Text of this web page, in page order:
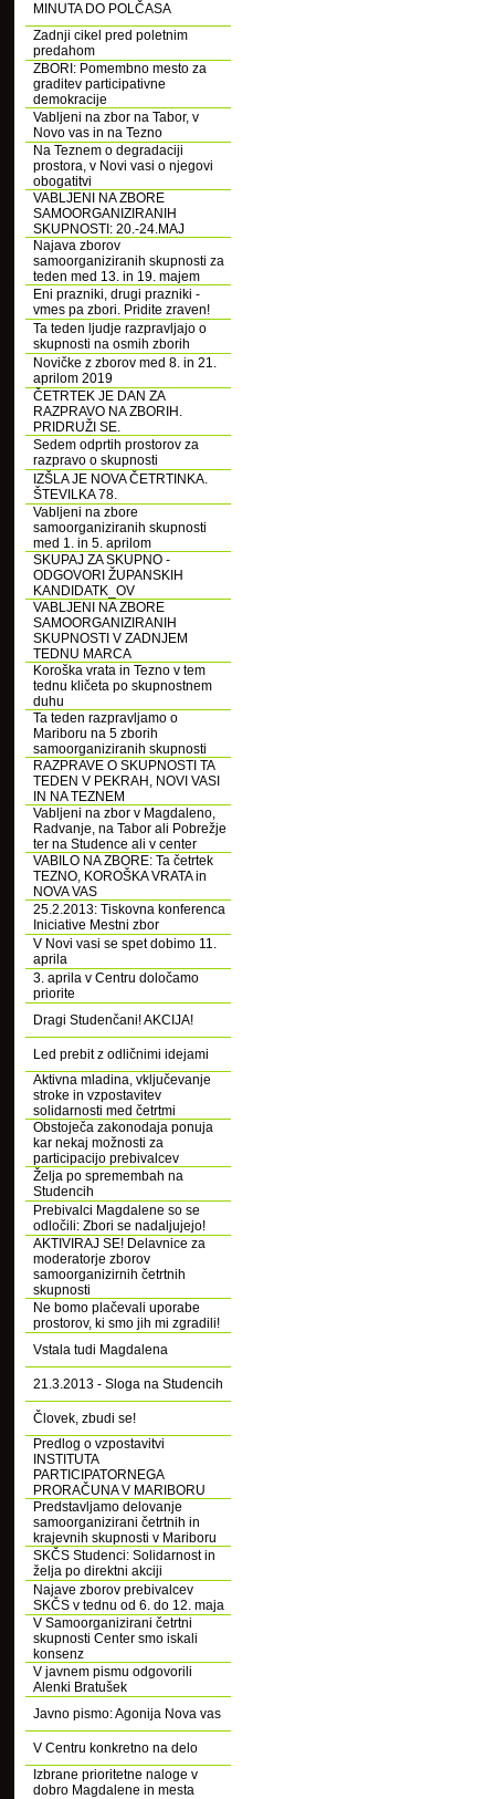
MINUTA DO POLČASA
Zadnji cikel pred poletnim
predahom
ZBORI: Pomembno mesto za
graditev participativne
demokracije
Vabljeni na zbor na Tabor, v
Novo vas in na Tezno
Na Teznem o degradaciji
prostora, v Novi vasi o njegovi
obogatitvi
VABLJENI NA ZBORE
SAMOORGANIZIRANIH
SKUPNOSTI: 20.-24.MAJ
Najava zborov
samoorganiziranih skupnosti za
teden med 13. in 19. majem
Eni prazniki, drugi prazniki -
vmes pa zbori. Pridite zraven!
Ta teden ljudje razpravljajo o
skupnosti na osmih zborih
Novičke z zborov med 8. in 21.
aprilom 2019
ČETRTEK JE DAN ZA
RAZPRAVO NA ZBORIH.
PRIDRUŽI SE.
Sedem odprtih prostorov za
razpravo o skupnosti
IZŠLA JE NOVA ČETRTINKA.
ŠTEVILKA 78.
Vabljeni na zbore
samoorganiziranih skupnosti
med 1. in 5. aprilom
SKUPAJ ZA SKUPNO -
ODGOVORI ŽUPANSKIH
KANDIDATK_OV
VABLJENI NA ZBORE
SAMOORGANIZIRANIH
SKUPNOSTI V ZADNJEM
TEDNU MARCA
Koroška vrata in Tezno v tem
tednu kličeta po skupnostnem
duhu
Ta teden razpravljamo o
Mariboru na 5 zborih
samoorganiziranih skupnosti
RAZPRAVE O SKUPNOSTI TA
TEDEN V PEKRAH, NOVI VASI
IN NA TEZNEM
Vabljeni na zbor v Magdaleno,
Radvanje, na Tabor ali Pobrežje
ter na Studence ali v center
VABILO NA ZBORE: Ta četrtek
TEZNO, KOROŠKA VRATA in
NOVA VAS
25.2.2013: Tiskovna konferenca
Iniciative Mestni zbor
V Novi vasi se spet dobimo 11.
aprila
3. aprila v Centru določamo
priorite
Dragi Studenčani! AKCIJA!
Led prebit z odličnimi idejami
Aktivna mladina, vključevanje
stroke in vzpostavitev
solidarnosti med četrtmi
Obstoječa zakonodaja ponuja
kar nekaj možnosti za
participacijo prebivalcev
Želja po spremembah na
Studencih
Prebivalci Magdalene so se
odločili: Zbori se nadaljujejo!
AKTIVIRAJ SE! Delavnice za
moderatorje zborov
samoorganizirnih četrtnih
skupnosti
Ne bomo plačevali uporabe
prostorov, ki smo jih mi zgradili!
Vstala tudi Magdalena
21.3.2013 - Sloga na Studencih
Človek, zbudi se!
Predlog o vzpostavitvi
INSTITUTA
PARTICIPATORNEGA
PRORAČUNA V MARIBORU
Predstavljamo delovanje
samoorganizirani četrtnih in
krajevnih skupnosti v Mariboru
SKČS Studenci: Solidarnost in
želja po direktni akciji
Najave zborov prebivalcev
SKČS v tednu od 6. do 12. maja
V Samoorganizirani četrtni
skupnosti Center smo iskali
konsenz
V javnem pismu odgovorili
Alenki Bratušek
Javno pismo: Agonija Nova vas
V Centru konkretno na delo
Izbrane prioritetne naloge v
dobro Magdalene in mesta